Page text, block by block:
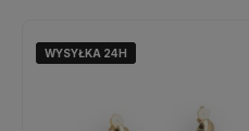
WYSYŁKA 24H
WYSYŁKA 24H
WYSYŁKA 24H